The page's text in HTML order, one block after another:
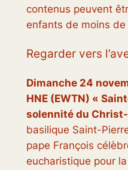
contenus peuvent
enfants de moins de
Regarder vers
Dimanche 24
HNE (EWTN) «
solennité du Christ-
basilique Saint-
pape François
eucharistique pour